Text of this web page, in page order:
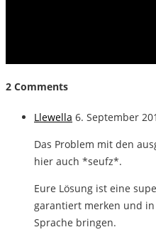
2 Comments
Llewella 6. September
Das Problem mit den
hier auch *seufz*.
Eure Lösung ist eine
garantiert merken und
Sprache bringen.